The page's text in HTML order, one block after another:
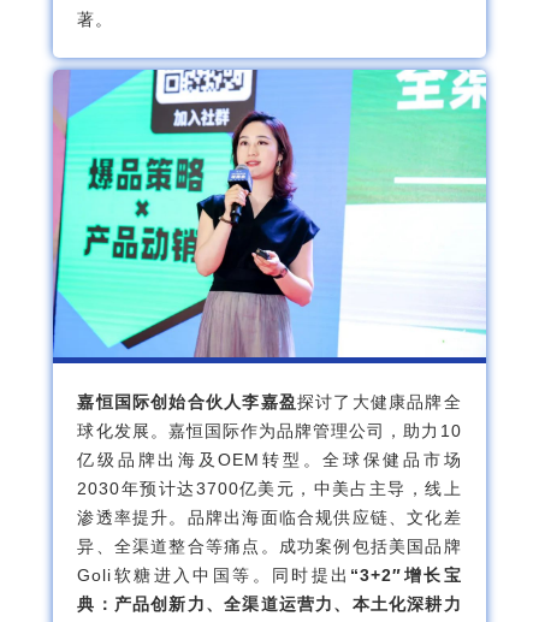
著。
嘉恒国际创始合伙人李嘉盈探讨了大健康品牌全
球化发展。嘉恒国际作为品牌管理公司，助力10
亿级品牌出海及OEM转型。全球保健品市场
2030年预计达3700亿美元，中美占主导，线上
渗透率提升。品牌出海面临合规供应链、文化差
异、全渠道整合等痛点。成功案例包括美国品牌
Goli软糖进入中国等。同时提出 “3+2″增长宝
典：产品创新力、全渠道运营力、本土化深耕力